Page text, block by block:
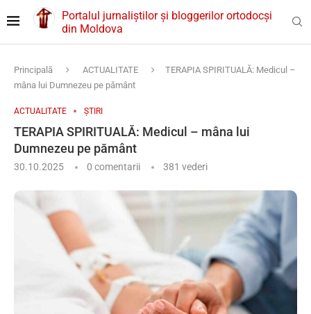
Portalul jurnaliștilor și bloggerilor ortodocși
din Moldova
Principală ACTUALITATE
TERAPIA SPIRITUALĂ: Medicul –
mâna lui Dumnezeu pe pământ
ACTUALITATE ȘTIRI
TERAPIA SPIRITUALĂ: Medicul – mâna lui
Dumnezeu pe pământ
30.10.2025 0 comentarii 381 vederi